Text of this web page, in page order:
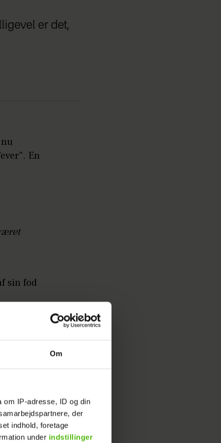
Om
IP-adresse, ID og din
der
indhold, foretage
under indstillinger
er det,
En
sin fod
stille
jeg